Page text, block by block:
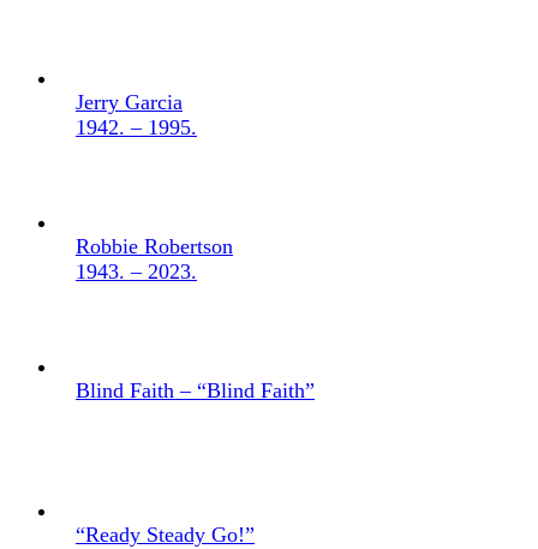
Jerry Garcia
1942. – 1995.
Robbie Robertson
1943. – 2023.
Blind Faith – “Blind Faith”
“Ready Steady Go!”